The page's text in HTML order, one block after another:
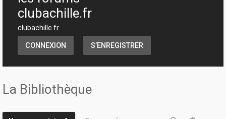
clubachille.fr
clubachille.fr
CONNEXION S’ENREGISTRER
La Bibliothèque